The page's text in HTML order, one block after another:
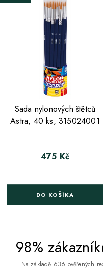
Sada nylonových štětců
Astra, 40 ks, 315024001
Cena
475 Kč
DO KOŠÍKA
98%
Na základě 636 ověřených